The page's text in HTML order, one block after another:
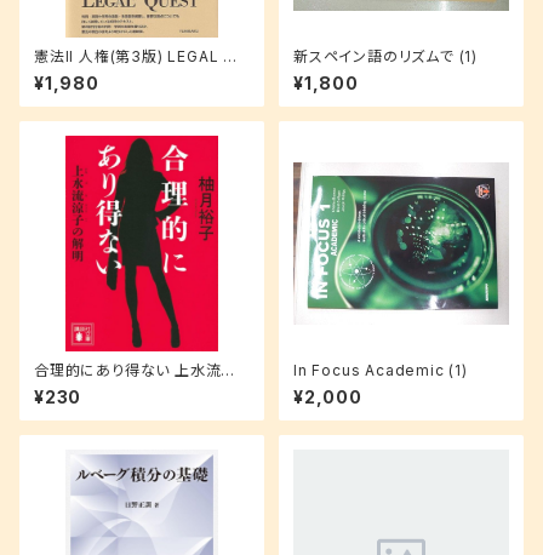
憲法II 人権(第3版) LEGAL QU
EST
¥1,980
新スペイン語のリズムで (1)
¥1,800
合理的にあり得ない 上水流涼
子の解明 (講談社文庫 ゆ 9-1)
¥230
In Focus Academic (1)
¥2,000